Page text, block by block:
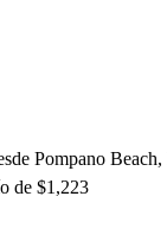
Pompano
de $1,223